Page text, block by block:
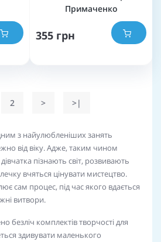
Примаченко
355 грн
2 > >|
з найулюбленіших занять
від віку. Адже, таким чином
пізнають світ, розвивають
вчяться цінувати мистецтво.
сам процес, під час якого вдається
витвори.
безліч комплектів творчості для
здивувати маленького